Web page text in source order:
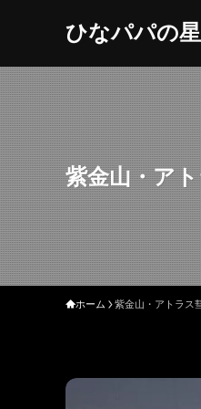
ひなパパの
紫金山・ア
ホーム 紫金山・アトラス